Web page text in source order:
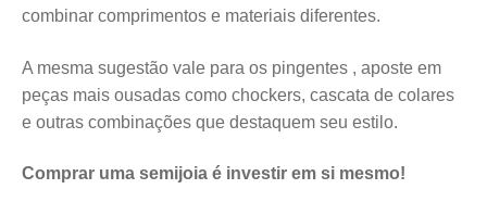
combinar comprimentos e materiais diferentes.
A mesma sugestão vale para os pingentes , aposte em
peças mais ousadas como chockers, cascata de colares
e outras combinações que destaquem seu estilo.
Comprar uma semijoia é investir em si mesmo!